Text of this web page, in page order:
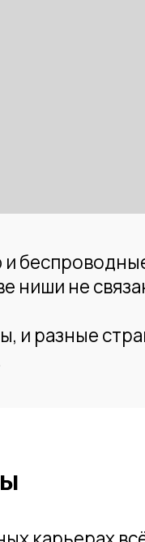
не связаны?
страны
видами на